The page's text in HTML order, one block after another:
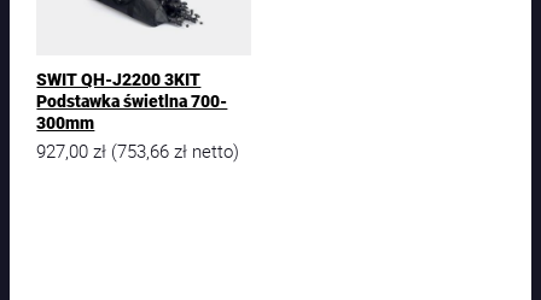
SWIT QH-J2200 3KIT
Podstawka świetlna 700-
300mm
927,00zł (753,66zł netto)